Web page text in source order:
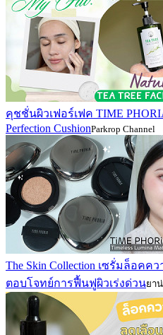
คุชชั่นผิวเฟอร์เฟค TIME
Perfection CushionParkrop Channel
The Skin Collection เซรั่มล็อค
ตอบโจทย์การฟื้นฟูผิวเร่งด่วนยา